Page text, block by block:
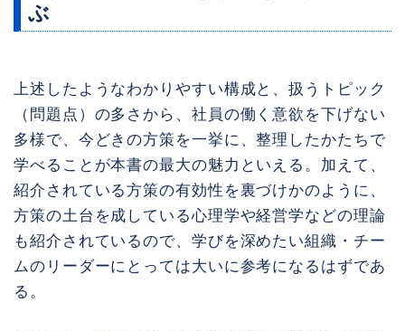
ぶ
上述したようなわかりやすい構成と、扱うトピック
（問題点）の多さから、社員の働く意欲を下げない
多様で、今どきの方策を一挙に、整理したかたちで
学べることが本書の最大の魅力といえる。加えて、
紹介されている方策の有効性を裏づけかのように、
方策の土台を成している心理学や経営学などの理論
も紹介されているので、学びを深めたい組織・チー
ムのリーダーにとっては大いに参考になるはずであ
る。